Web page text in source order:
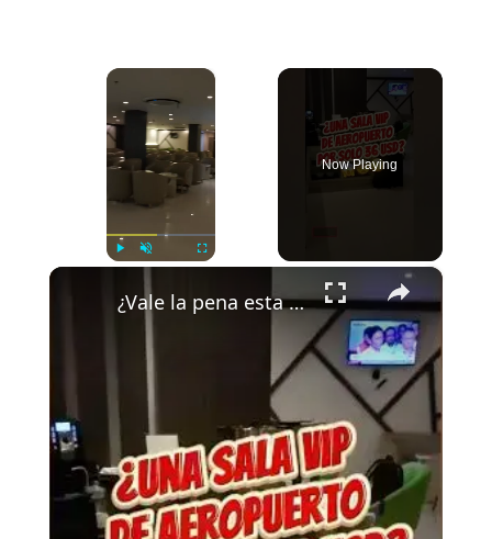
×
Now Playing
×
¿Vale la pena esta sala VIP de aeropuerto por 36 USD? ✈️ Ohlala 😎